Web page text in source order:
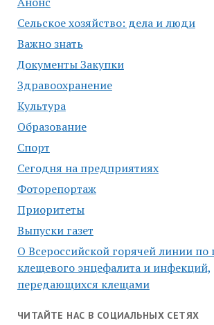
Сельское хозяйство: дела и люди
Важно знать
Документы Закупки
Здравоохранение
Культура
Образование
Спорт
Сегодня на предприятиях
Фоторепортаж
Приоритеты
Выпуски газет
О Всероссийской горячей линии по
клещевого энцефалита и инфекций,
передающихся клещами
ЧИТАЙТЕ НАС В СОЦИАЛЬНЫХ СЕТЯХ